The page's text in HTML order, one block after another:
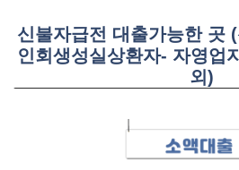
신불자급전 대출가능한 곳
인회생성실상환자- 자영업
외)